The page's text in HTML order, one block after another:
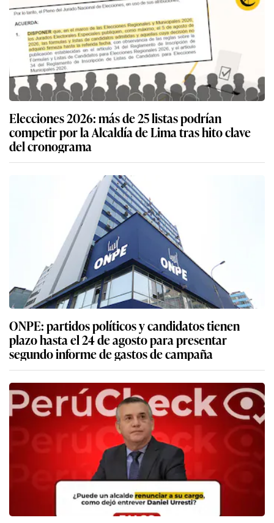
Elecciones 2026: más de 25 listas podrían
competir por la Alcaldía de Lima tras hito clave
del cronograma
ONPE: partidos políticos y candidatos tienen
plazo hasta el 24 de agosto para presentar
segundo informe de gastos de campaña